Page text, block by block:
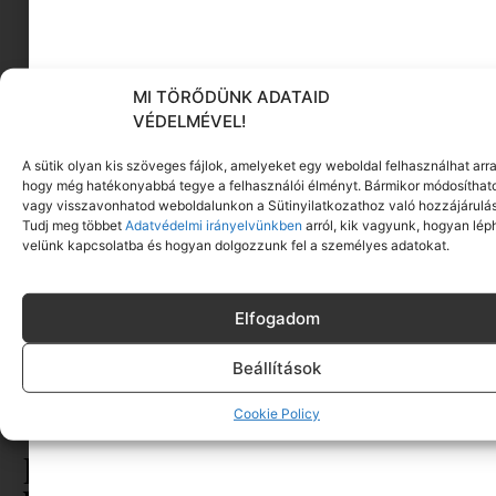
MI TÖRŐDÜNK ADATAID
VÉDELMÉVEL!
A sütik olyan kis szöveges fájlok, amelyeket egy weboldal felhasználhat
hogy még hatékonyabbá tegye a felhasználói élményt. Bármikor
vagy visszavonhatod weboldalunkon a Sütinyilatkozathoz való
Tudj meg többet Adatvédelmi irányelvünkben arról, kik vagyunk, hogyan
velünk kapcsolatba és hogyan dolgozzunk fel a személyes adatokat.
Elfogadom
Beállítások
Cookie Policy
this content
CÍMKÉK:ANYA VAGYOK,ARCBŐR,BŐRÁPOLÁS,KOLLAGÉN,
TERMÉSZETES KOZMETIKUM
Ez is érdekelhet ebből a